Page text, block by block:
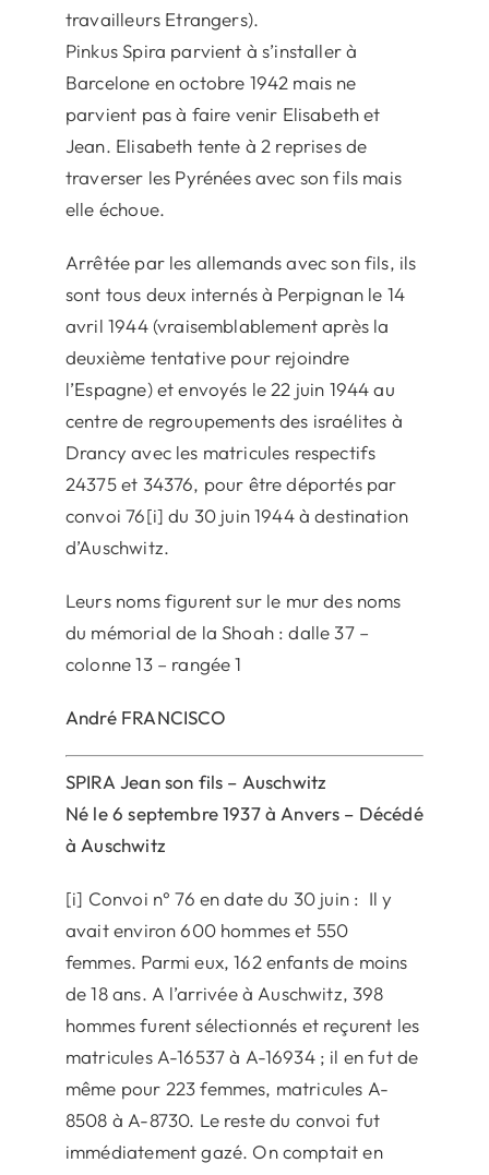
travailleurs Etrangers).
Pinkus Spira parvient à s’installer à
Barcelone en octobre 1942 mais ne
parvient pas à faire venir Elisabeth et
Jean. Elisabeth tente à 2 reprises de
traverser les Pyrénées avec son fils mais
elle échoue.
Arrêtée par les allemands avec son fils, ils
sont tous deux internés à Perpignan le 14
avril 1944 (vraisemblablement après la
deuxième tentative pour rejoindre
l’Espagne) et envoyés le 22 juin 1944 au
centre de regroupements des israélites à
Drancy avec les matricules respectifs
24375 et 34376, pour être déportés par
convoi 76[i] du 30 juin 1944 à destination
d’Auschwitz.
Leurs noms figurent sur le mur des noms
du mémorial de la Shoah : dalle 37 –
colonne 13 – rangée 1
André FRANCISCO
SPIRA Jean son fils – Auschwitz
Né le 6 septembre 1937 à Anvers – Décédé
à Auschwitz
[i] Convoi n° 76 en date du 30 juin : Il y
avait environ 600 hommes et 550
femmes. Parmi eux, 162 enfants de moins
de 18 ans. A l’arrivée à Auschwitz, 398
hommes furent sélectionnés et reçurent les
matricules A-16537 à A-16934 ; il en fut de
même pour 223 femmes, matricules A-
8508 à A-8730. Le reste du convoi fut
immédiatement gazé. On comptait en